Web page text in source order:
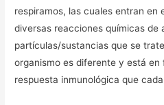
respiramos, las cuales entran en
diversas reacciones químicas de
partículas/sustancias que se
organismo es diferente y está
respuesta inmunológica que